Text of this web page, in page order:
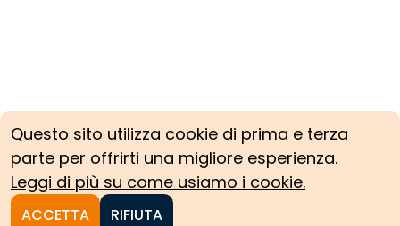
Questo sito utilizza cookie di prima e terza
parte per offrirti una migliore esperienza.
Leggi di più su come usiamo i cookie.
ACCETTA RIFIUTA